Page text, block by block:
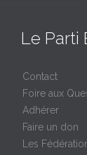
Le Parti
Contact
Foire aux
Adhérer
Faire un don
Les